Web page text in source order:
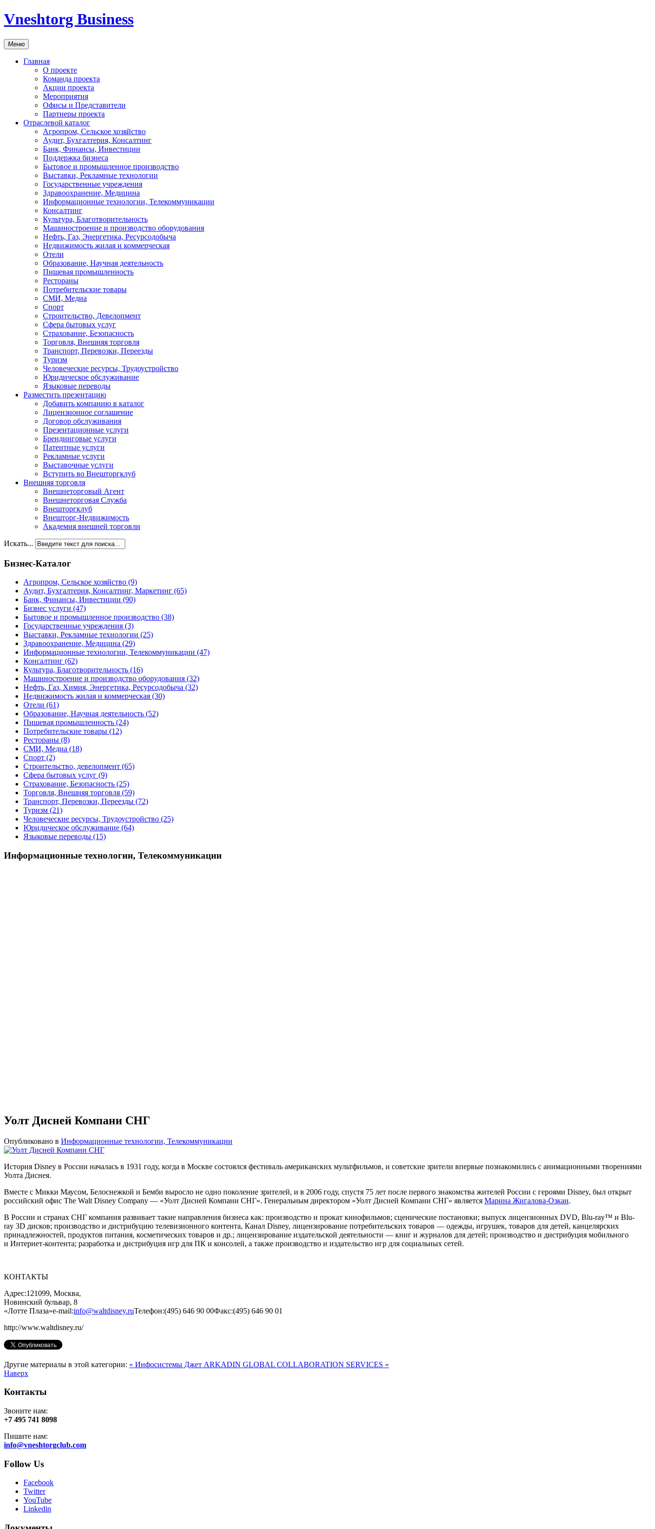
Vneshtorg Business
Меню
Главная
О проекте
Команда проекта
Акции проекта
Мероприятия
Офисы и Представители
Партнеры проекта
Отраслевой каталог
Агропром, Сельское хозяйство
Аудит, Бухгалтерия, Консалтинг
Банк, Финансы, Инвестиции
Поддержка бизнеса
Бытовое и промышленное производство
Выставки, Рекламные технологии
Государственные учреждения
Здравоохранение, Медицина
Информационные технологии, Телекоммуникации
Консалтинг
Культура, Благотворительность
Машиностроение и производство оборудования
Нефть, Газ, Энергетика, Ресурсодобыча
Недвижимость жилая и коммерческая
Отели
Образование, Научная деятельность
Пишевая промышленность
Рестораны
Потребительские товары
СМИ, Медиа
Спорт
Строительство, Девелопмент
Сфера бытовых услуг
Страхование, Безопасность
Торговля, Внешняя торговля
Транспорт, Перевозки, Переезды
Туризм
Человеческие ресурсы, Трудоустройство
Юридическое обслуживание
Языковые переводы
Разместить презентацию
Добавить компанию в каталог
Лицензионное соглашение
Договор обслуживания
Презентационные услуги
Брендинговые услуги
Патентные услуги
Рекламные услуги
Выставочные услуги
Вступить во Внешторгклуб
Внешняя торговля
Внешнеторговый Агент
Внешнеторговая Служба
Внешторгклуб
Внешторг-Недвижимость
Академия внешней торговли
Искать...
Бизнес-Каталог
Агропром, Сельское хозяйство (9)
Аудит, Бухгалтерия, Консалтинг, Маркетинг (65)
Банк, Финансы, Инвестиции (90)
Бизнес услуги (47)
Бытовое и промышленное производство (38)
Государственные учреждения (3)
Выставки, Рекламные технологии (25)
Здравоохранение, Медицина (29)
Информационные технологии, Телекоммуникации (47)
Консалтинг (62)
Культура, Благотворительность (16)
Машиностроение и производство оборудования (32)
Нефть, Газ, Химия, Энергетика, Ресурсодобыча (32)
Недвижимость жилая и коммерческая (30)
Отели (61)
Образование, Научная деятельность (52)
Пишевая промышленность (24)
Потребительские товары (12)
Рестораны (8)
СМИ, Медиа (18)
Спорт (2)
Строительство, девелопмент (65)
Сфера бытовых услуг (9)
Страхование, Безопасность (25)
Торговля, Внешняя торговля (59)
Транспорт, Перевозки, Переезды (72)
Туризм (21)
Человеческие ресурсы, Трудоустройство (25)
Юридическое обслуживание (64)
Языковые переводы (15)
Информационные технологии, Телекоммуникации
Уолт Дисней Компани СНГ
Опубликовано в Информационные технологии, Телекоммуникации
История Disney в России началась в 1931 году, когда в Москве состоялся фестиваль американских мультфильмов, и советские зрители впервые познакомились с анимационными творениями
Уолта Диснея.
Вместе с Микки Маусом, Белоснежкой и Бемби выросло не одно поколение зрителей, и в 2006 году, спустя 75 лет после первого знакомства жителей России с героями Disney, был открыт
российский офис The Walt Disney Company — «Уолт Дисней Компани СНГ». Генеральным директором «Уолт Дисней Компани СНГ» является Марина Жигалова-Озкан.
В России и странах СНГ компания развивает такие направления бизнеса как: производство и прокат кинофильмов; сценические постановки; выпуск лицензионных DVD, Blu-ray™ и Blu-
ray 3D дисков; производство и дистрибуцию телевизионного контента, Канал Disney, лицензирование потребительских товаров — одежды, игрушек, товаров для детей, канцелярских
принадлежностей, продуктов питания, косметических товаров и др.; лицензирование издательской деятельности — книг и журналов для детей; производство и дистрибуция мобильного
и Интернет-контента; разработка и дистрибуция игр для ПК и консолей, а также производство и издательство игр для социальных сетей.
КОНТАКТЫ
Адрес:121099, Москва,
Новинский бульвар, 8
«Лотте Плаза»e-mail:info@waltdisney.ruТелефон:(495) 646 90 00Факс:(495) 646 90 01
http://www.waltdisney.ru/
Другие материалы в этой категории: « Инфосистемы Джет ARKADIN GLOBAL COLLABORATION SERVICES »
Наверх
Контакты
Звоните нам:
+7 495 741 8098
Пишите нам:
info@vneshtorgclub.com
Follow Us
Facebook
Twitter
YouTube
Linkedin